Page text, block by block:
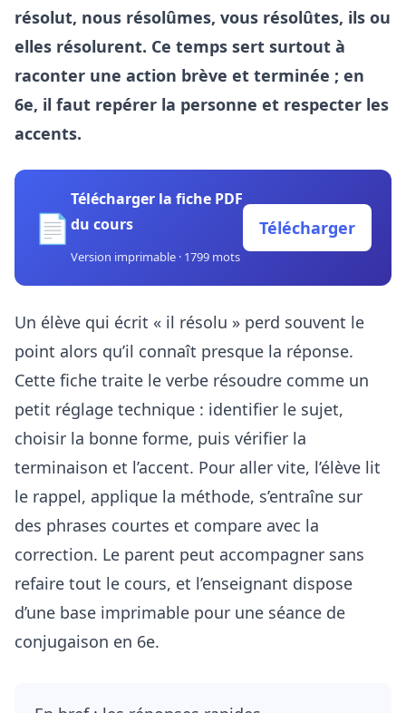
résolut, nous résolûmes, vous résolûtes, ils ou
elles résolurent. Ce temps sert surtout à
raconter une action brève et terminée ; en
6e, il faut repérer la personne et respecter les
accents.
📄
Télécharger la fiche PDF
du cours
Version imprimable · 1799 mots
Télécharger
Un élève qui écrit « il résolu » perd souvent le
point alors qu’il connaît presque la réponse.
Cette fiche traite le verbe résoudre comme un
petit réglage technique : identifier le sujet,
choisir la bonne forme, puis vérifier la
terminaison et l’accent. Pour aller vite, l’élève lit
le rappel, applique la méthode, s’entraîne sur
des phrases courtes et compare avec la
correction. Le parent peut accompagner sans
refaire tout le cours, et l’enseignant dispose
d’une base imprimable pour une séance de
conjugaison en 6e.